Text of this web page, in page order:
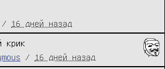
/ 16 дней назад
крик
/ 16 дней назад